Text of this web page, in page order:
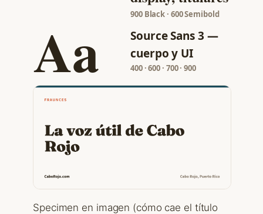
Aa 900 Black · 600 Semibold
Source Sans 3 —
cuerpo y UI
400 · 600 · 700 · 900
Specimen en imagen (cómo cae el título